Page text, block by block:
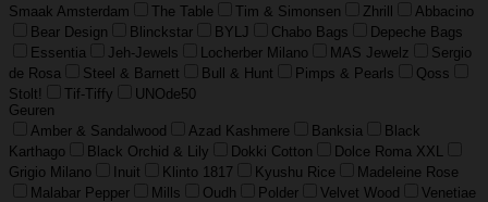
Smaak Amsterdam
The Table Tim & Simonsen Zhrill
Abbacino
Bear Design
Blinckstar BYLJ Chabo Bags
Depeche Bags
Essentia
Jeh-Jewels Locherber Milano MAS Jewelz
Sergio
de Rosa
Steel & Barnett Bull & Hunt Pimps & Pearls
Qoss
Stolt!
Tif-Tiffy
UNOde50
Geuren
Amber & Sandalwood
Azad Kashmere Banksia
Black
Karthago
Black Orchid & Lily Dokki Cotton
Dolce Roma XXL
Grigio Milano
Inuit Klinto 1817 Kyushu Rice
Madeleine Rose
Malabar Pepper
Mills Oudh Polder Velvet Wood
Venetiae